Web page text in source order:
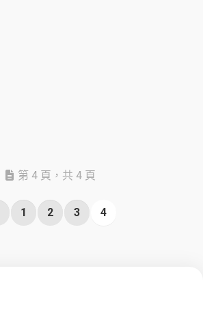
第 4 頁，共 4 頁
1 2 3 4